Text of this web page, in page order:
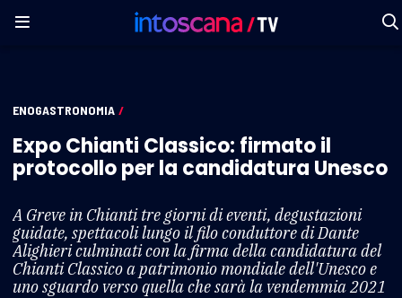
ENOGASTRONOMIA /
Expo Chianti Classico: firmato il
protocollo per la candidatura Unesco
A Greve in Chianti tre giorni di eventi, degustazioni
guidate, spettacoli lungo il filo conduttore di Dante
Alighieri culminati con la firma della candidatura del
Chianti Classico a patrimonio mondiale dell'Unesco e
uno sguardo verso quella che sarà la vendemmia 2021